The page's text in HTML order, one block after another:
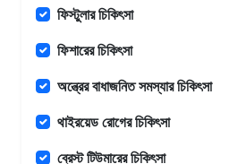
ফিস্টুলার চিকিৎসা
ফিশারের চিকিৎসা
অন্ত্রের বাধাজনিত সমস্যার চিকিৎসা
থাইরয়েড রোগের চিকিৎসা
ব্রেস্ট টিউমারের চিকিৎসা